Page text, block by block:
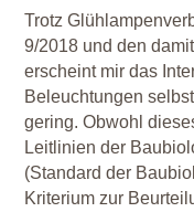
Trotz
9/2018 und den
erscheint mir das
Beleuchtungen
gering. Obwohl
Leitlinien der
(Standard der
Kriterium zur